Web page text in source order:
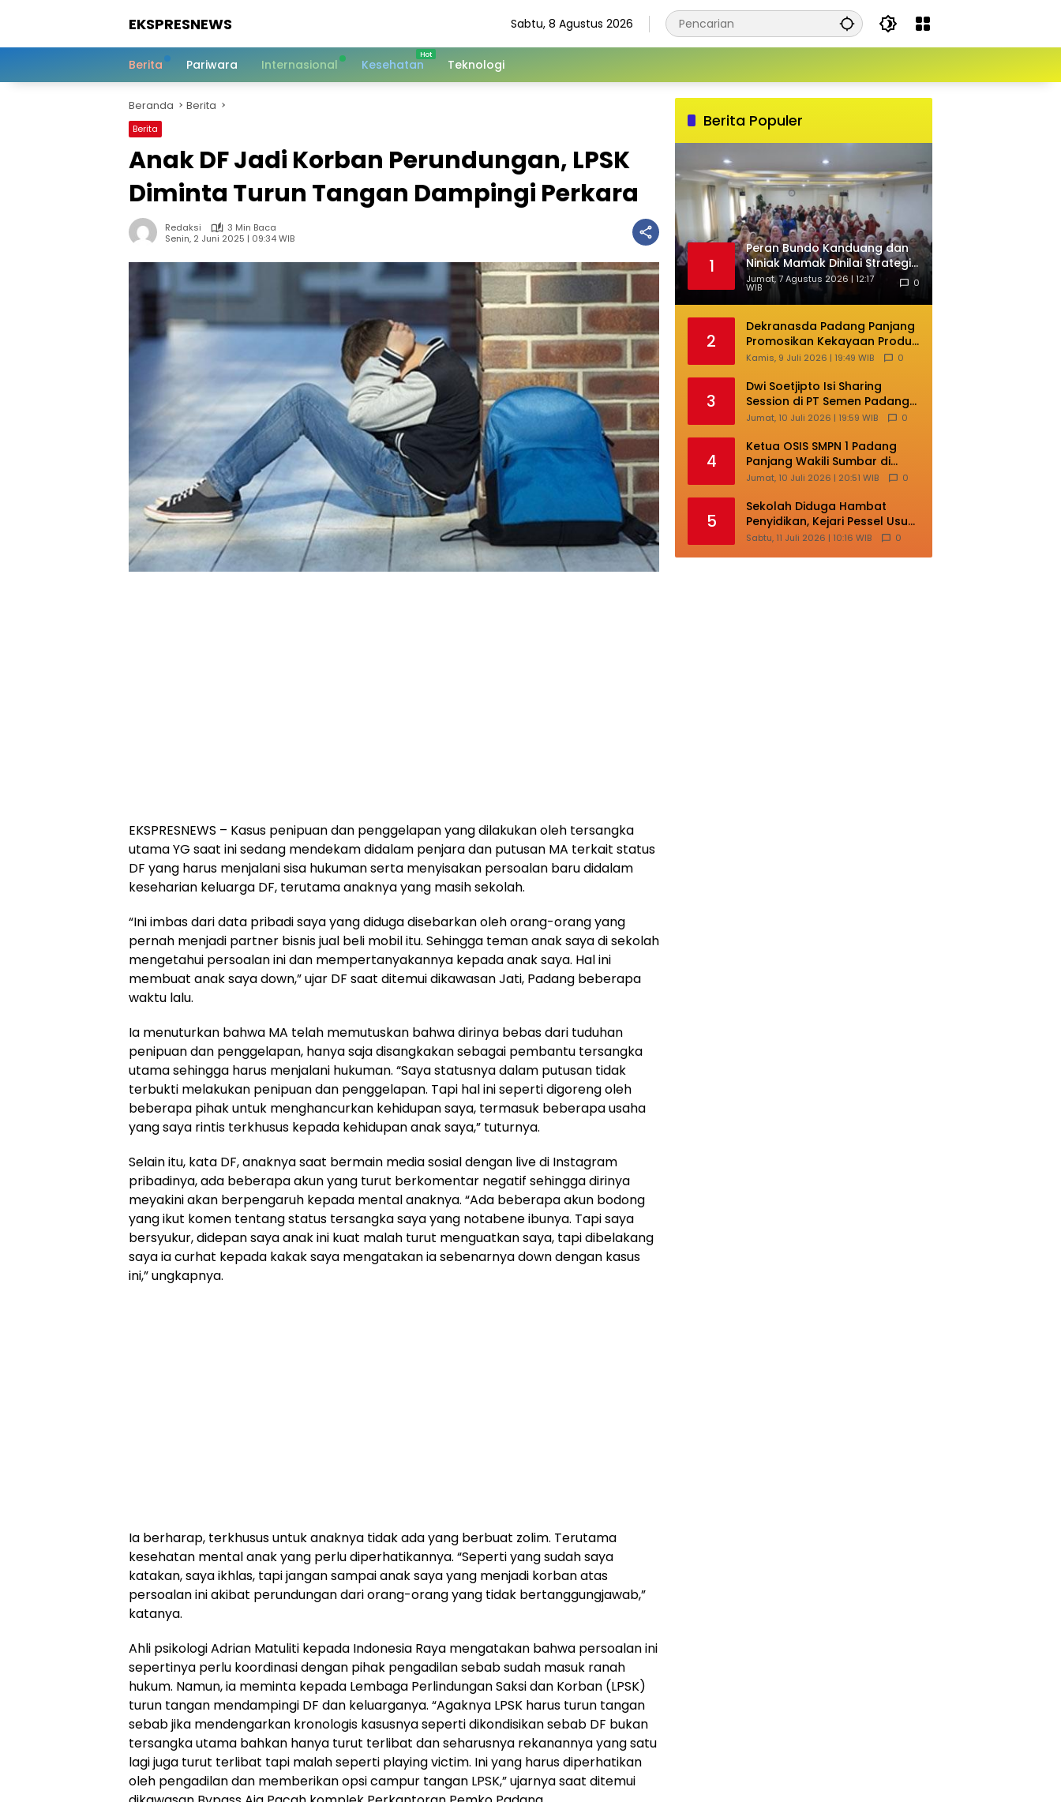
EKSPRESNEWS
Dalam
Sabtu, 8 Agustus 2026
Berita Pariwara Internasional Kesehatan Teknologi
Beranda Berita
Berita
Anak DF Jadi Korban Perundungan, LPSK
Diminta Turun Tangan Dampingi Perkara
Redaksi
3 Min Baca
Senin, 2 Juni 2025 | 09:34 WIB
EKSPRESNEWS – Kasus penipuan dan penggelapan yang dilakukan oleh tersangka
utama YG saat ini sedang mendekam didalam penjara dan putusan MA terkait status
DF yang harus menjalani sisa hukuman serta menyisakan persoalan baru didalam
keseharian keluarga DF, terutama anaknya yang masih sekolah.
“Ini imbas dari data pribadi saya yang diduga disebarkan oleh orang-orang yang
pernah menjadi partner bisnis jual beli mobil itu. Sehingga teman anak saya di sekolah
mengetahui persoalan ini dan mempertanyakannya kepada anak saya. Hal ini
membuat anak saya down,” ujar DF saat ditemui dikawasan Jati, Padang beberapa
waktu lalu.
Ia menuturkan bahwa MA telah memutuskan bahwa dirinya bebas dari tuduhan
penipuan dan penggelapan, hanya saja disangkakan sebagai pembantu tersangka
utama sehingga harus menjalani hukuman. “Saya statusnya dalam putusan tidak
terbukti melakukan penipuan dan penggelapan. Tapi hal ini seperti digoreng oleh
beberapa pihak untuk menghancurkan kehidupan saya, termasuk beberapa usaha
yang saya rintis terkhusus kepada kehidupan anak saya,” tuturnya.
Selain itu, kata DF, anaknya saat bermain media sosial dengan live di Instagram
pribadinya, ada beberapa akun yang turut berkomentar negatif sehingga dirinya
meyakini akan berpengaruh kepada mental anaknya. “Ada beberapa akun bodong
yang ikut komen tentang status tersangka saya yang notabene ibunya. Tapi saya
bersyukur, didepan saya anak ini kuat malah turut menguatkan saya, tapi dibelakang
saya ia curhat kepada kakak saya mengatakan ia sebenarnya down dengan kasus
ini,” ungkapnya.
Ia berharap, terkhusus untuk anaknya tidak ada yang berbuat zolim. Terutama
kesehatan mental anak yang perlu diperhatikannya. “Seperti yang sudah saya
katakan, saya ikhlas, tapi jangan sampai anak saya yang menjadi korban atas
persoalan ini akibat perundungan dari orang-orang yang tidak bertanggungjawab,”
katanya.
Ahli psikologi Adrian Matuliti kepada Indonesia Raya mengatakan bahwa persoalan ini
sepertinya perlu koordinasi dengan pihak pengadilan sebab sudah masuk ranah
hukum. Namun, ia meminta kepada Lembaga Perlindungan Saksi dan Korban (LPSK)
turun tangan mendampingi DF dan keluarganya. “Agaknya LPSK harus turun tangan
sebab jika mendengarkan kronologis kasusnya seperti dikondisikan sebab DF bukan
tersangka utama bahkan hanya turut terlibat dan seharusnya rekanannya yang satu
lagi juga turut terlibat tapi malah seperti playing victim. Ini yang harus diperhatikan
oleh pengadilan dan memberikan opsi campur tangan LPSK,” ujarnya saat ditemui
Berita Populer
1
Peran Bundo Kanduang dan
Niniak Mamak Dinilai Strategis
Cegah Perkawinan Usia Anak
Jumat, 7 Agustus 2026 | 12:17
WIB 0
2
Dekranasda Padang Panjang
Promosikan Kekayaan Produk
Lokal di Ajang Nasional
Kamis, 9 Juli 2026 | 19:49 WIB 0
3
Dwi Soetjipto Isi Sharing
Session di PT Semen Padang;
Perusahaan Dituntut Lakukan
Jumat, 10 Juli 2026 | 19:59 WIB 0
4
Ketua OSIS SMPN 1 Padang
Panjang Wakili Sumbar di
Ajang Nasional Bintang Sobat
Jumat, 10 Juli 2026 | 20:51 WIB 0
5
Sekolah Diduga Hambat
Penyidikan, Kejari Pessel Usut
Dugaan Pungli SMAN 3 Painan
Sabtu, 11 Juli 2026 | 10:16 WIB 0